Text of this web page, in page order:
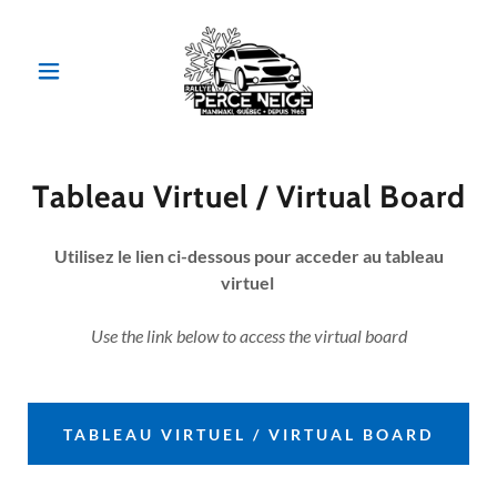
Tableau Virtuel / Virtual Board
Utilisez le lien ci-dessous pour acceder au tableau
virtuel
Use the link below to access the virtual board
TABLEAU VIRTUEL / VIRTUAL BOARD